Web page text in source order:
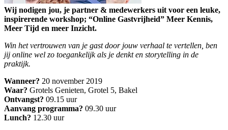
Wij nodigen jou, je partner & medewerkers uit voor een leuke,
inspirerende workshop; “Online Gastvrijheid” Meer Kennis,
Meer Tijd en meer Inzicht.
Win het vertrouwen van je gast door jouw verhaal te vertellen, ben
jij online wel zo toegankelijk als je denkt en storytelling in de
praktijk.
Wanneer? 20 november 2019
Waar? Grotels Genieten, Grotel 5, Bakel
Ontvangst? 09.15 uur
Aanvang programma? 09.30 uur
Lunch? 12.30 uur